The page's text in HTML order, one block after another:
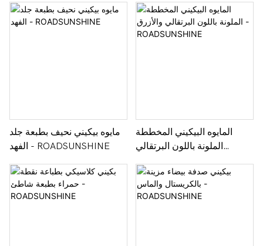
مايوه بيكيني نحيف بطبعة جلد
الفهد - ROADSUNSHINE
المايوه البيكيني المخططة
الملونة باللون البرتقالي